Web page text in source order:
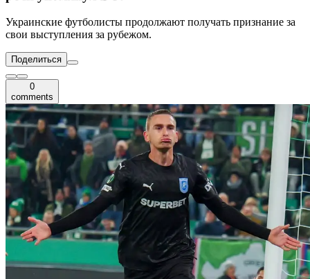
Украинские футболисты продолжают получать признание за
свои выступления за рубежом.
Поделиться
0
comments